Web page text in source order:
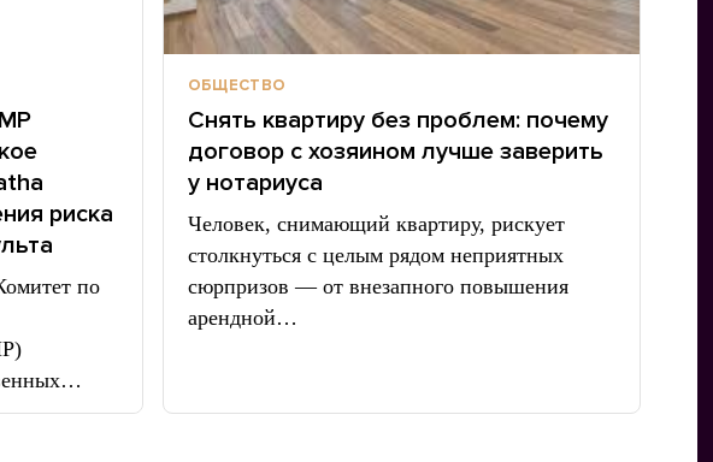
риска
по
ОБЩЕСТВО
Снять квартиру без проблем: почему
договор с хозяином лучше заверить
у нотариуса
Человек, снимающий квартиру, рискует
столкнуться с целым рядом неприятных
сюрпризов — от внезапного повышения
арендной…